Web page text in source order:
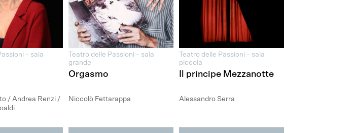
– sala
/ Andrea Renzi /
Teatro delle Passioni – sala
grande
Orgasmo
Niccolò Fettarappa
Teatro delle Passioni – sala
piccola
Il principe Mezzanotte
Alessandro Serra